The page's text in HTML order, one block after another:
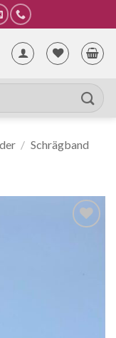
/ Schrägband